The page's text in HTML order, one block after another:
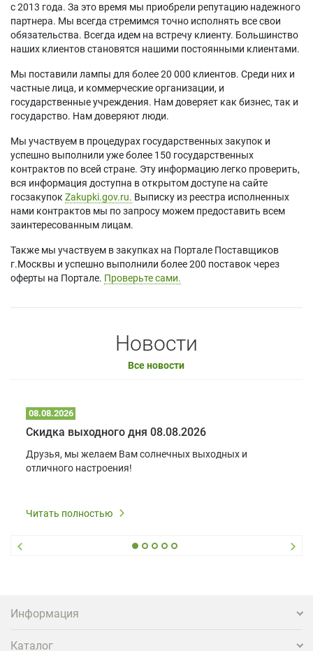
с 2013 года. За это время мы приобрели репутацию надежного
партнера. Мы всегда стремимся точно исполнять все свои
обязательства. Всегда идем на встречу клиенту. Большинство
наших клиентов становятся нашими постоянными клиентами.
Мы поставили лампы для более 20 000 клиентов. Среди них и
частные лица, и коммерческие организации, и
государственные учреждения. Нам доверяет как бизнес, так и
государство. Нам доверяют люди.
Мы участвуем в процедурах государственных закупок и
успешно выполнили уже более 150 государственных
контрактов по всей стране. Эту информацию легко проверить,
вся информация доступна в открытом доступе на сайте
госзакупок Zakupki.gov.ru. Выписку из реестра исполненных
нами контрактов мы по запросу можем предоставить всем
заинтересованным лицам.
Также мы участвуем в закупках на Портале Поставщиков
г.Москвы и успешно выполнили более 200 поставок через
оферты на Портале. Проверьте сами.
Новости
Все новости
08.08.2026
Скидка выходного дня 08.08.2026
Друзья, мы желаем Вам солнечных выходных и
отличного настроения!
Читать полностью
Информация
Каталог